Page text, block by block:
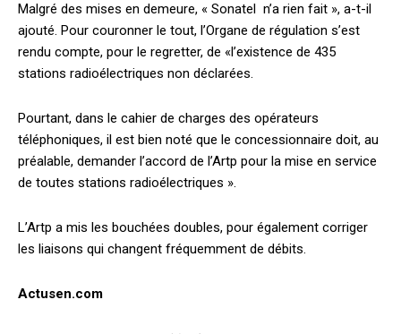
Malgré des mises en demeure, « Sonatel n’a rien fait », a-t-il
ajouté. Pour couronner le tout, l’Organe de régulation s’est
rendu compte, pour le regretter, de «l’existence de 435
stations radioélectriques non déclarées.
Pourtant, dans le cahier de charges des opérateurs
téléphoniques, il est bien noté que le concessionnaire doit, au
préalable, demander l’accord de l’Artp pour la mise en service
de toutes stations radioélectriques ».
L’Artp a mis les bouchées doubles, pour également corriger
les liaisons qui changent fréquemment de débits.
Actusen.com